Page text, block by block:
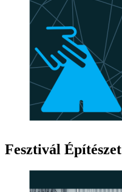
Fesztivál Építészet